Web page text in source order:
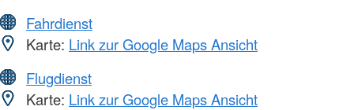
Fahrdienst
Karte: Link zur Google Maps Ansicht
Flugdienst
Karte: Link zur Google Maps Ansicht